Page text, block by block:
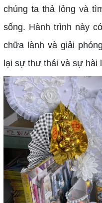
chúng ta thả lỏng và
sống. Hành trình này
chữa lành và giải
lại sự thư thái và sự hài